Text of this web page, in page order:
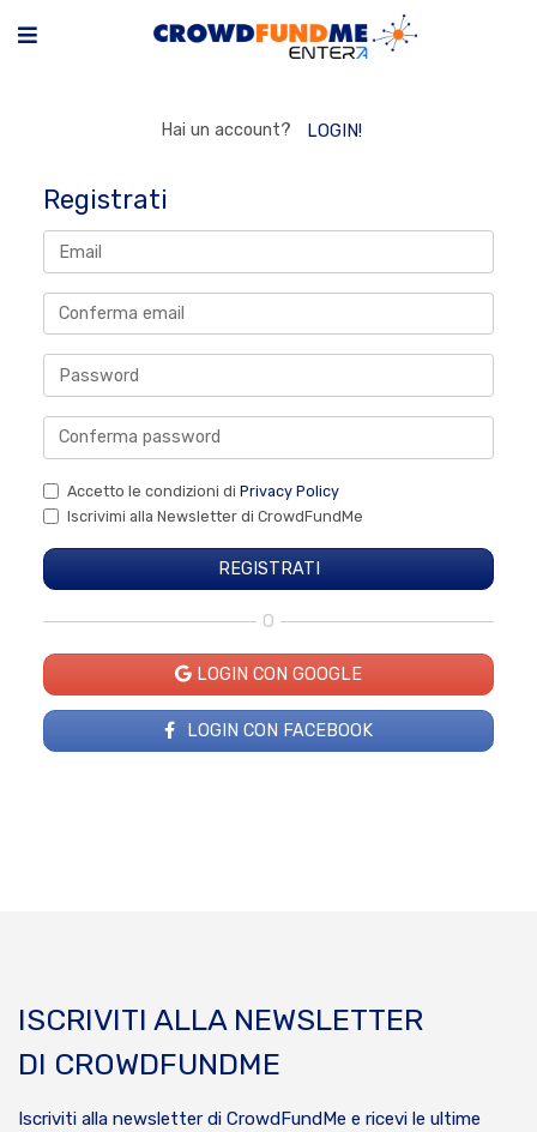
Hai un account? LOGIN!
Registrati
Accetto le condizioni di Privacy Policy
Iscrivimi alla Newsletter di CrowdFundMe
O
LOGIN CON GOOGLE
LOGIN CON FACEBOOK
ISCRIVITI ALLA NEWSLETTER
DI CROWDFUNDME
Iscriviti alla newsletter di CrowdFundMe e ricevi le ultime